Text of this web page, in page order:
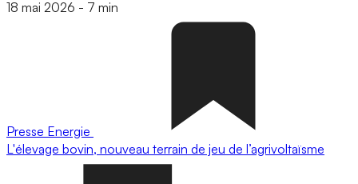
18 mai 2026 - 7 min
Presse Energie
L'élevage bovin, nouveau terrain de jeu de l’agrivoltaïsme